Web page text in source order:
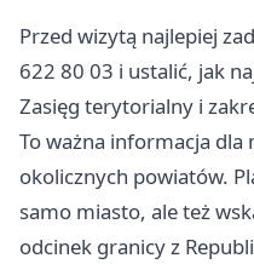
Przed wizytą najlepiej
622 80 03 i ustalić, jak
Zasięg terytorialny i
To ważna informacja dla
okolicznych powiatów.
samo miasto, ale też
odcinek granicy z